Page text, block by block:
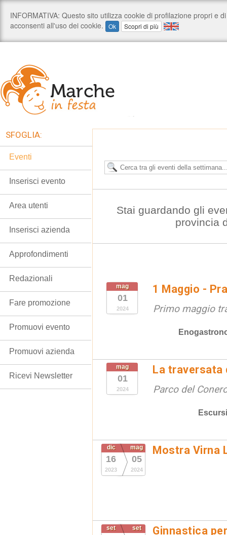
Stai guardando gli
provincia
mag
01
2024
1 Maggio -
Primo maggio
mag
01
2024
La traversata
Parco del
dic
16
2023
mag
05
2024
Mostra Virna
set set Ginnastica
SFOGLIA:
Eventi
Inserisci evento
Area utenti
Inserisci azienda
Approfondimenti
Redazionali
Fare promozione
Promuovi evento
Promuovi azienda
Ricevi Newsletter